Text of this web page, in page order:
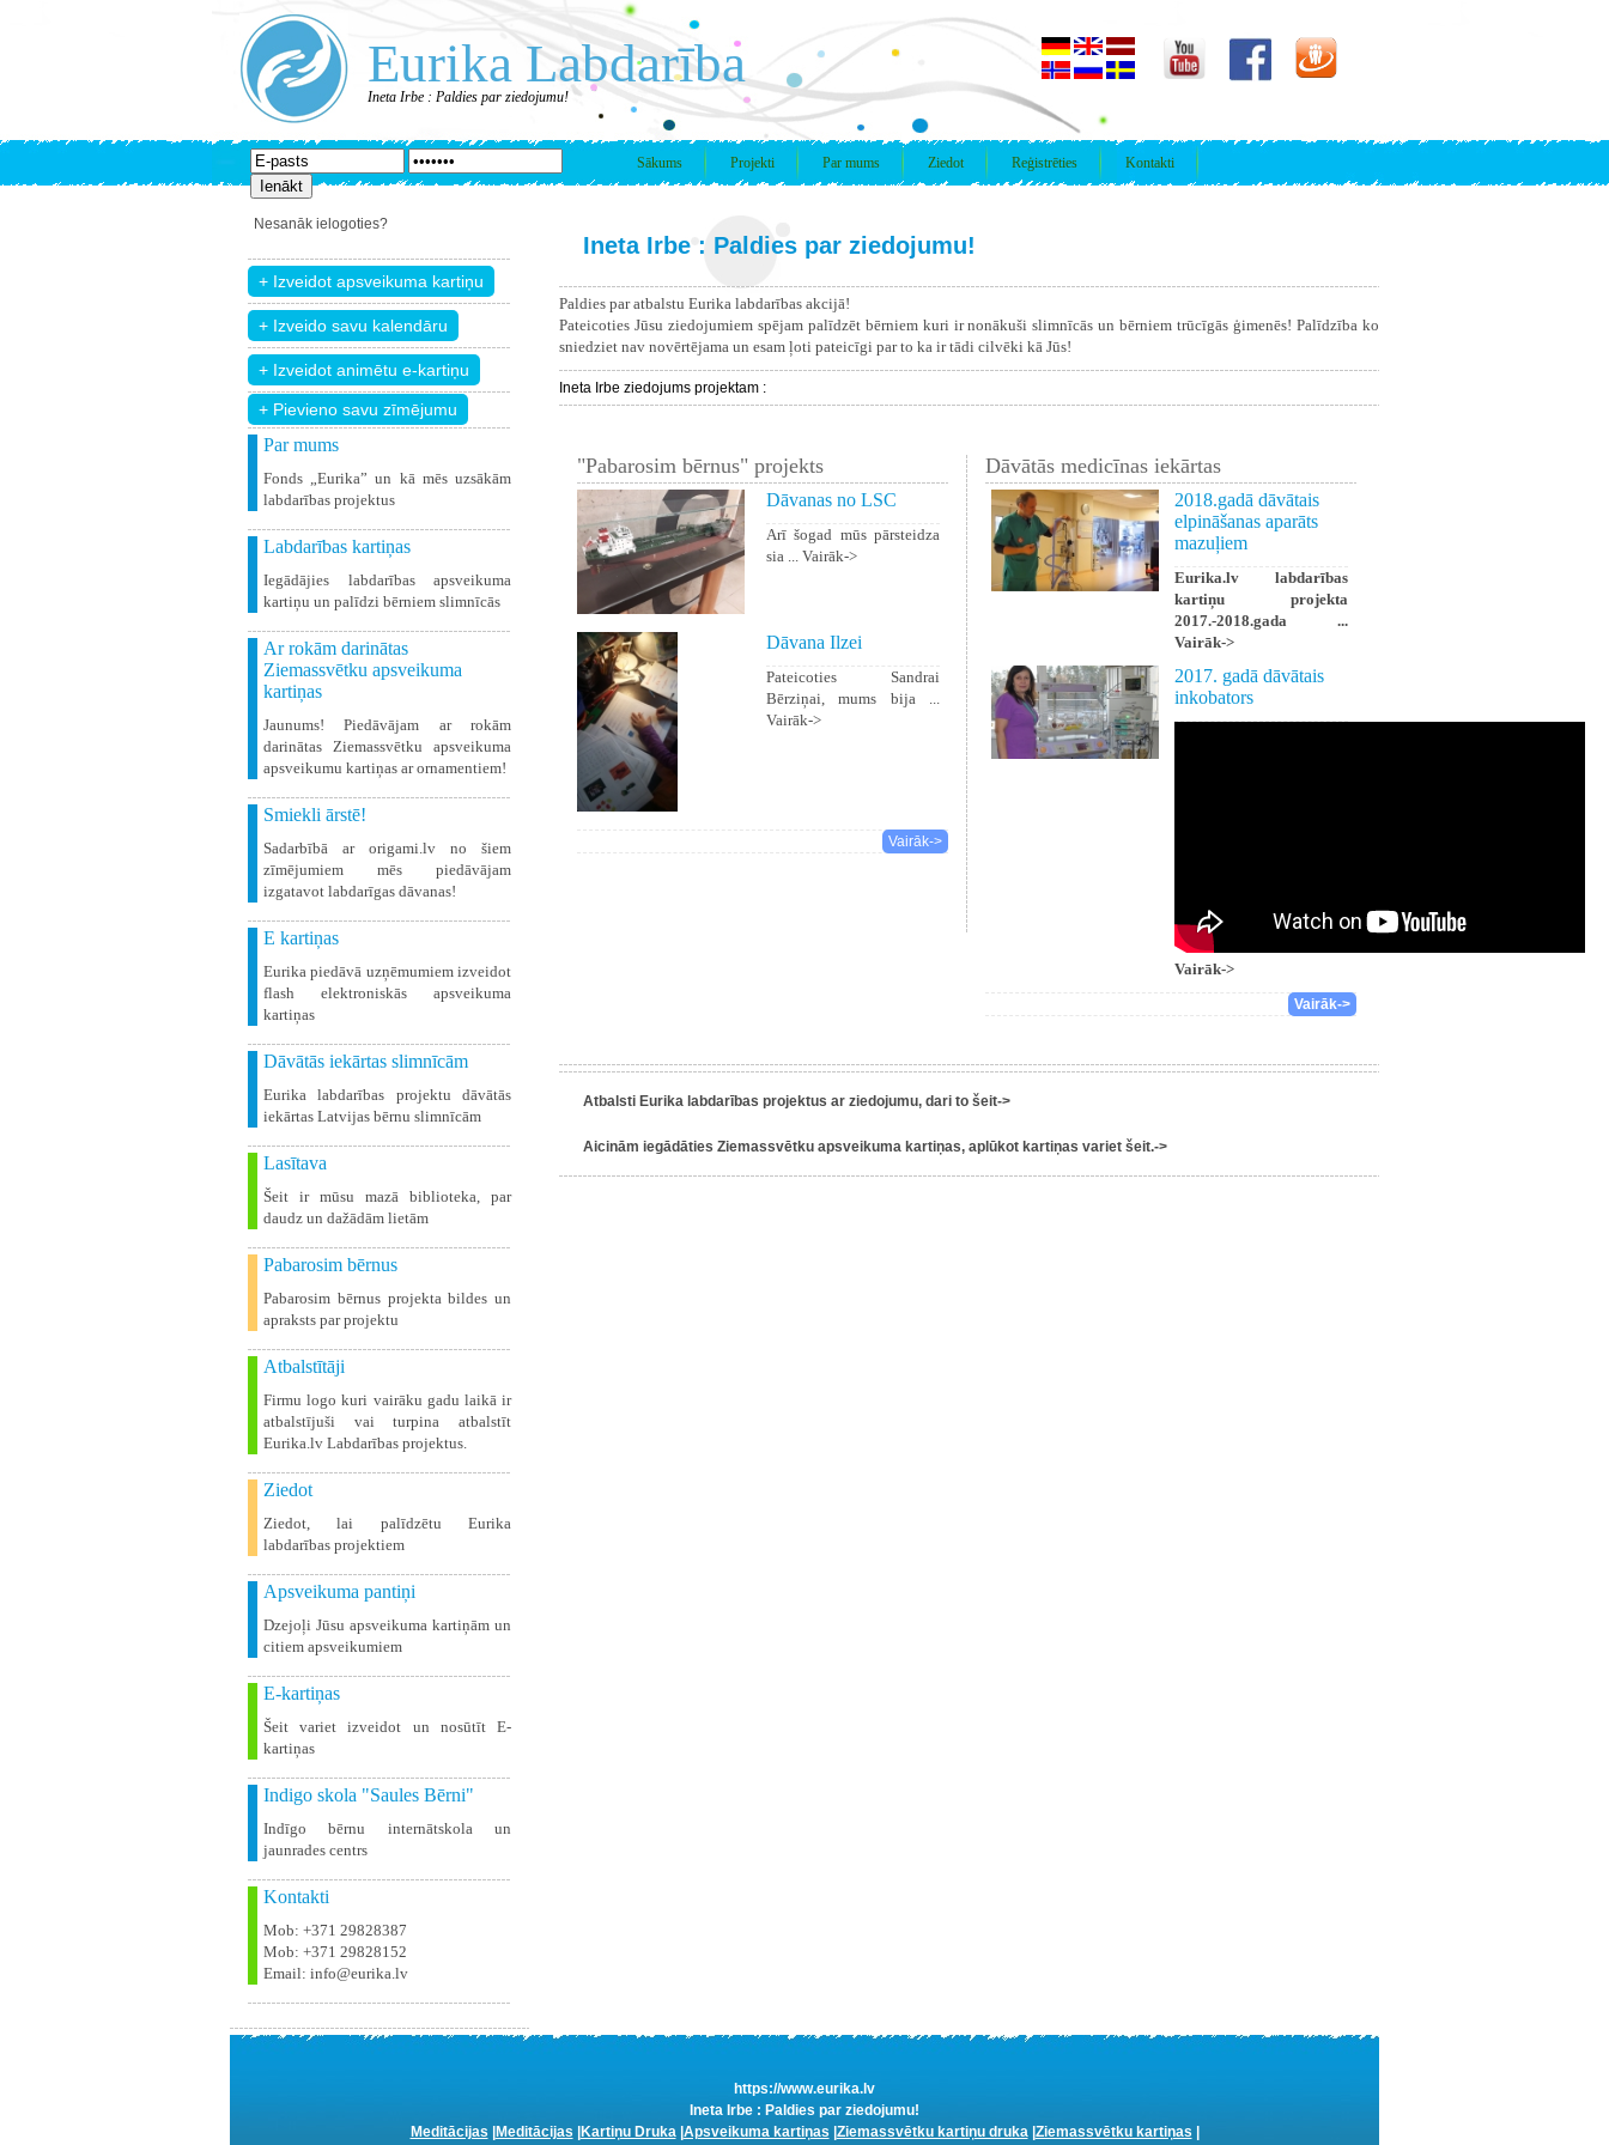
Eurika Labdarība
Ineta Irbe : Paldies par ziedojumu!
Sākums Projekti Par mums Ziedot Reģistrēties Kontakti
Nesanāk ielogoties?
+ Pievieno savu zīmējumu
Par mums
Fonds „Eurika” un kā mēs uzsākām
labdarības projektus
Labdarības kartiņas
Iegādājies labdarības apsveikuma
kartiņu un palīdzi bērniem slimnīcās
Ar rokām darinātas
Ziemassvētku apsveikuma
kartiņas
Jaunums! Piedāvājam ar rokām
darinātas Ziemassvētku apsveikuma
apsveikumu kartiņas ar ornamentiem!
Smiekli ārstē!
Sadarbībā ar origami.lv no šiem
zīmējumiem mēs piedāvājam
izgatavot labdarīgas dāvanas!
E kartiņas
Eurika piedāvā uzņēmumiem izveidot
flash elektroniskās apsveikuma
kartiņas
Dāvātās iekārtas slimnīcām
Eurika labdarības projektu dāvātās
iekārtas Latvijas bērnu slimnīcām
Lasītava
Šeit ir mūsu mazā biblioteka, par
daudz un dažādām lietām
Pabarosim bērnus
Pabarosim bērnus projekta bildes un
apraksts par projektu
Atbalstītāji
Firmu logo kuri vairāku gadu laikā ir
atbalstījuši vai turpina atbalstīt
Eurika.lv Labdarības projektus.
Ziedot
Ziedot, lai palīdzētu Eurika
labdarības projektiem
Apsveikuma pantiņi
Dzejoļi Jūsu apsveikuma kartiņām un
citiem apsveikumiem
E-kartiņas
Šeit variet izveidot un nosūtīt E-
kartiņas
Indigo skola "Saules Bērni"
Indīgo bērnu internātskola un
jaunrades centrs
Kontakti
Mob: +371 29828387
Mob: +371 29828152
Email: info@eurika.lv
Ineta Irbe : Paldies par ziedojumu!
Paldies par atbalstu Eurika labdarības akcijā!
Pateicoties Jūsu ziedojumiem spējam palīdzēt bērniem kuri ir nonākuši slimnīcās un bērniem trūcīgās ģimenēs! Palīdzība ko
sniedziet nav novērtējama un esam ļoti pateicīgi par to ka ir tādi cilvēki kā Jūs!
Ineta Irbe ziedojums projektam :
"Pabarosim bērnus" projekts
Dāvanas no LSC
Arī šogad mūs pārsteidza
sia ... Vairāk->
Dāvana Ilzei
Pateicoties Sandrai
Bērziņai, mums bija ...
Vairāk->
Vairāk->
Dāvātās medicīnas iekārtas
2018.gadā dāvātais
elpināšanas aparāts
mazuļiem
Eurika.lv labdarības
kartiņu projekta
2017.-2018.gada ...
Vairāk->
2017. gadā dāvātais
inkobators
Vairāk->
Vairāk->
Atbalsti Eurika labdarības projektus ar ziedojumu, dari to šeit->
Aicinām iegādāties Ziemassvētku apsveikuma kartiņas, aplūkot kartiņas variet šeit.->
https://www.eurika.lv
Ineta Irbe : Paldies par ziedojumu!
Meditācijas
Meditācijas Kartiņu Druka| Apsveikuma kartiņas Ziemassvētku kartiņu druka| Ziemassvētku kartiņas